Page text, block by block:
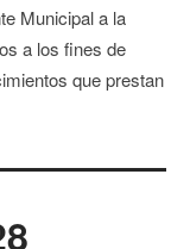
Municipal a la
a los fines de
que prestan